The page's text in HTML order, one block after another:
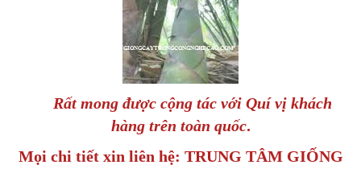
Rất mong được cộng tác với Quí vị khách
hàng trên toàn quốc.
Mọi chi tiết xin liên hệ: TRUNG TÂM GIỐNG